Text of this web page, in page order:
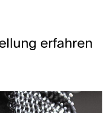
erfahren